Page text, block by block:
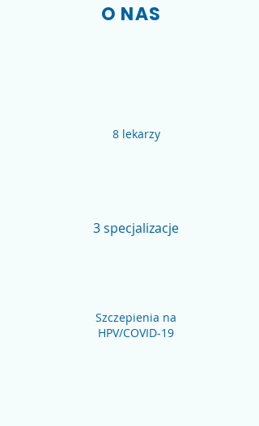
O NAS
8 lekarzy
Ubezpieczanie NFZ
3 specjalizacje
Szczepienia na
HPV/COVID-19